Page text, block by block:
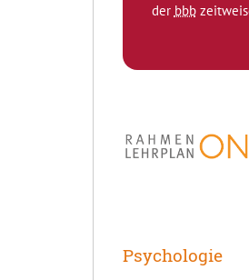
der bbb
Psychologie